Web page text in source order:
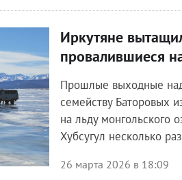
Иркутяне
провалившиеся
Прошлые выходные
семейству Баторовых
на льду монгольского
Хубсугул несколько
26 марта 2026 в 18:09